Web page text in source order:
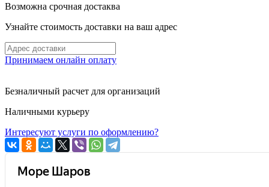
Возможна срочная достаква
Узнайте стоимость доставки на ваш адрес
Принимаем онлайн оплату
Безналичный расчет для организаций
Наличными курьеру
Интересуют услуги по оформлению?